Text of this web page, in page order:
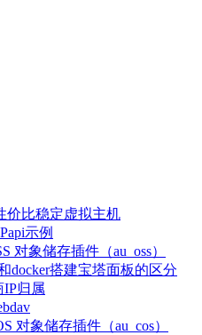
价比稳定虚拟主机
示例
对象储存插件（au_oss）
docker搭建宝塔面板的区分
归属
对象储存插件（au_cos）